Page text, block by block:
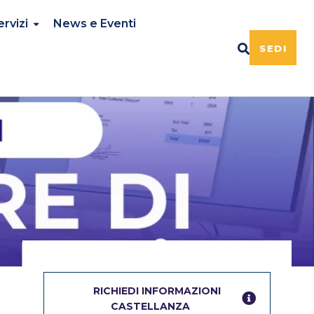
News e Eventi
SEDI
RICHIEDI INFORMAZIONI
CASTELLANZA